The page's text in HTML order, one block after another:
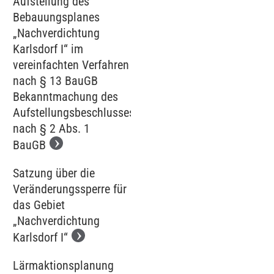
Bebauungsplanes
„Nachverdichtung
Karlsdorf I“ im
vereinfachten Verfahren
nach § 13 BauGB
Bekanntmachung des
Aufstellungsbeschlusses
nach § 2 Abs. 1
BauGB
Satzung über die
Veränderungssperre für
das Gebiet
„Nachverdichtung
Karlsdorf I“
Lärmaktionsplanung